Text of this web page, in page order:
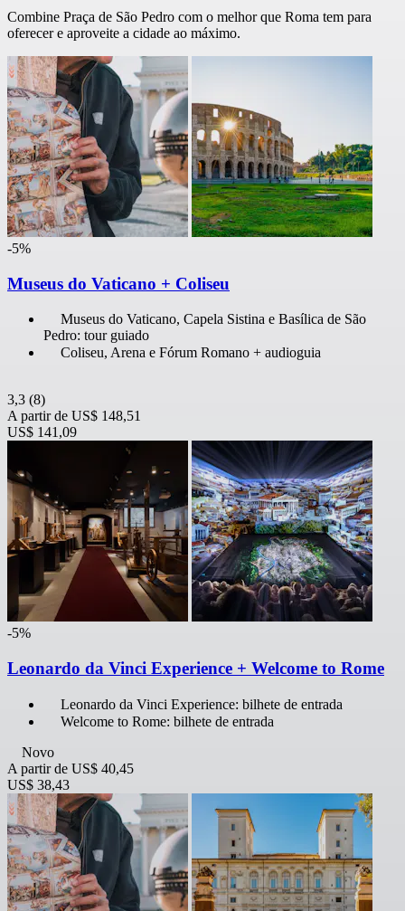
Combine Praça de São Pedro com o melhor que Roma tem para
oferecer e aproveite a cidade ao máximo.
-5%
Museus do Vaticano + Coliseu
Museus do Vaticano, Capela Sistina e Basílica de São
Pedro: tour guiado
Coliseu, Arena e Fórum Romano + audioguia
3,3 (8)
A partir de US$ 148,51
US$ 141,09
-5%
Leonardo da Vinci Experience + Welcome to Rome
Leonardo da Vinci Experience: bilhete de entrada
Welcome to Rome: bilhete de entrada
Novo
A partir de US$ 40,45
US$ 38,43